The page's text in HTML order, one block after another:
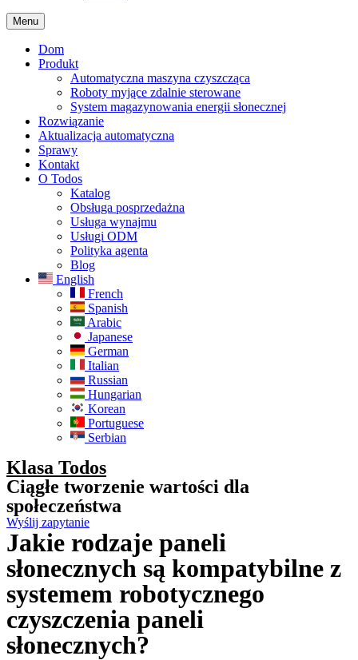
Menu
Dom
Produkt
Automatyczna maszyna czyszcząca
Roboty myjące zdalnie sterowane
System magazynowania energii słonecznej
Rozwiązanie​
Aktualizacja automatyczna
Sprawy
Kontakt
O Todos
Katalog
Obsługa posprzedażna
Usługa wynajmu
Usługi ODM
Polityka agenta
Blog
English
French
Spanish
Arabic
Japanese
German
Italian
Russian
Hungarian
Korean
Portuguese
Serbian
Klasa Todos
Ciągłe tworzenie wartości dla
społeczeństwa
Wyślij zapytanie
Jakie rodzaje paneli
słonecznych są kompatybilne z
systemem robotycznego
czyszczenia paneli
słonecznych?